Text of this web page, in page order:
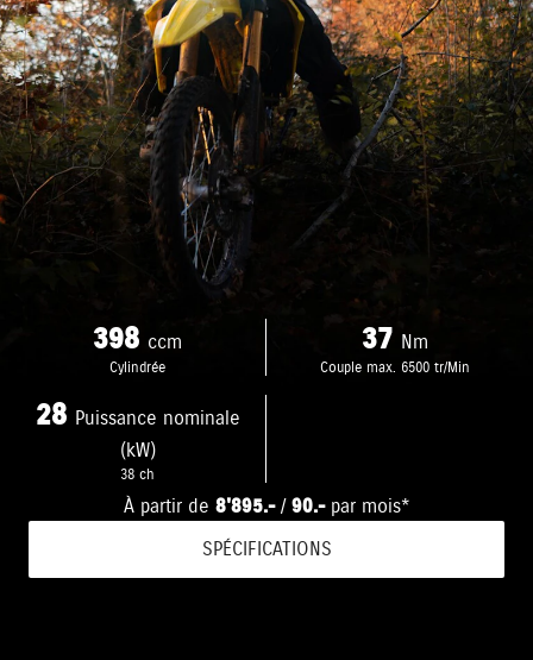
398 ccm
Cylindrée
37 Nm
Couple max. 6500 tr/Min
28 Puissance nominale
(kW)
38 ch
À partir de 8'895.- / 90.- par mois*
SPÉCIFICATIONS